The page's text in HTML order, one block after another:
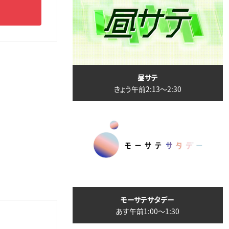
昼サテ
きょう午前2:13〜2:30
モーサテサタデー
あす午前1:00〜1:30